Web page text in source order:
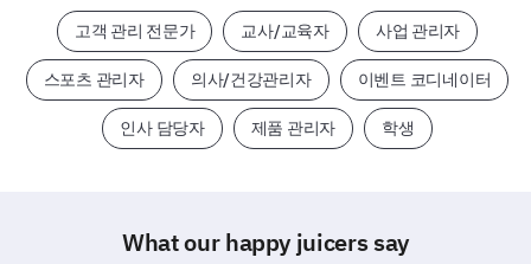
고객 관리 전문가 교사/교육자 사업 관리자
스포츠 관리자 의사/건강관리자 이벤트 코디네이터
인사 담당자 제품 관리자 학생
What our happy juicers say